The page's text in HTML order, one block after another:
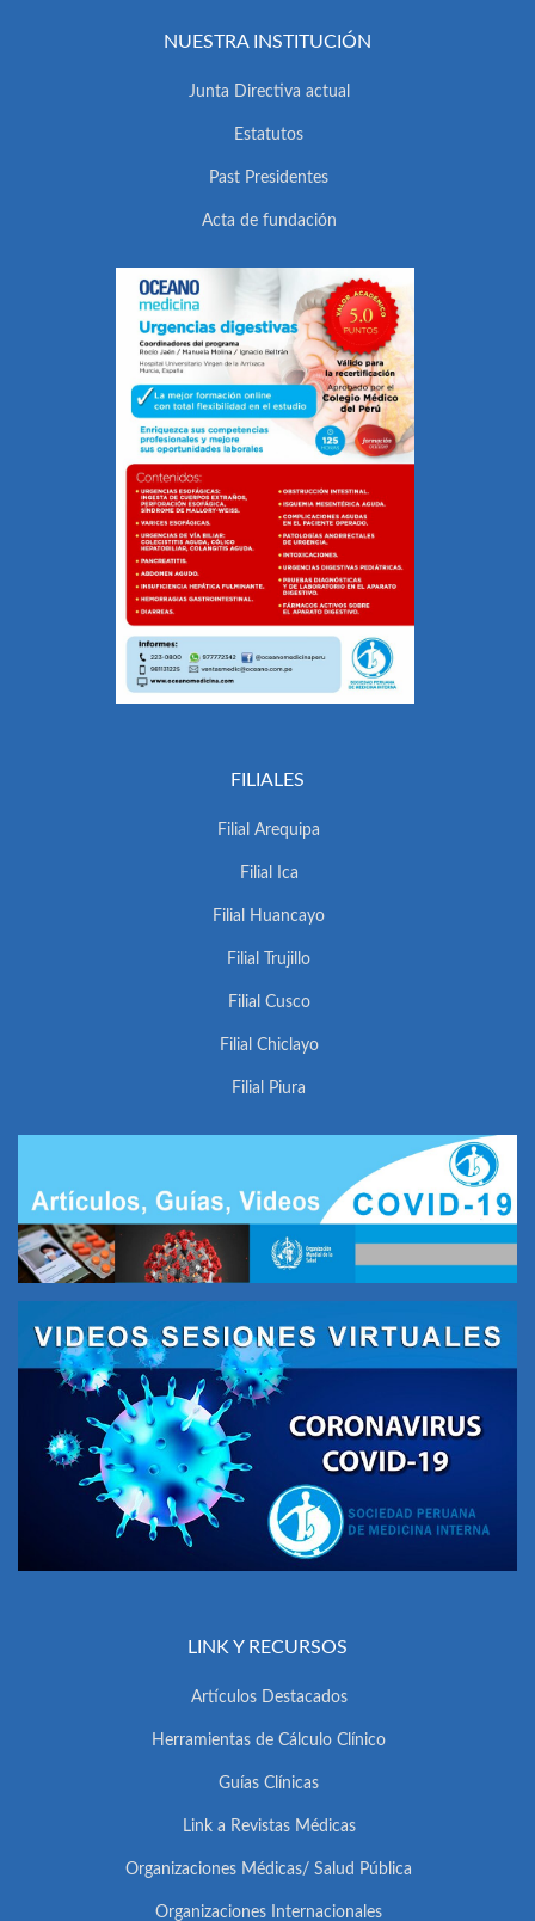
NUESTRA INSTITUCIÓN
Junta Directiva actual
Estatutos
Past Presidentes
Acta de fundación
FILIALES
Filial Arequipa
Filial Ica
Filial Huancayo
Filial Trujillo
Filial Cusco
Filial Chiclayo
Filial Piura
LINK Y RECURSOS
Artículos Destacados
Herramientas de Cálculo Clínico
Guías Clínicas
Link a Revistas Médicas
Organizaciones Médicas/ Salud Pública
Organizaciones Internacionales